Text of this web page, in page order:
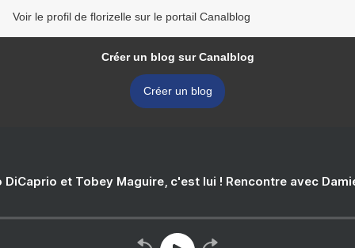
Voir le profil de florizelle sur le portail Canalblog
Créer un blog sur Canalblog
Créer un blog
DiCaprio et Tobey Maguire, c'est lui ! Rencontre avec